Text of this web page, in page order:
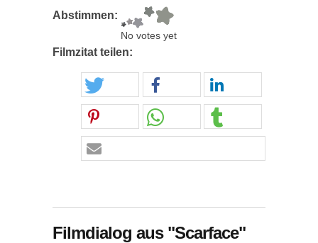
Abstimmen:
No votes yet
Filmzitat teilen:
Filmdialog aus "Scarface"